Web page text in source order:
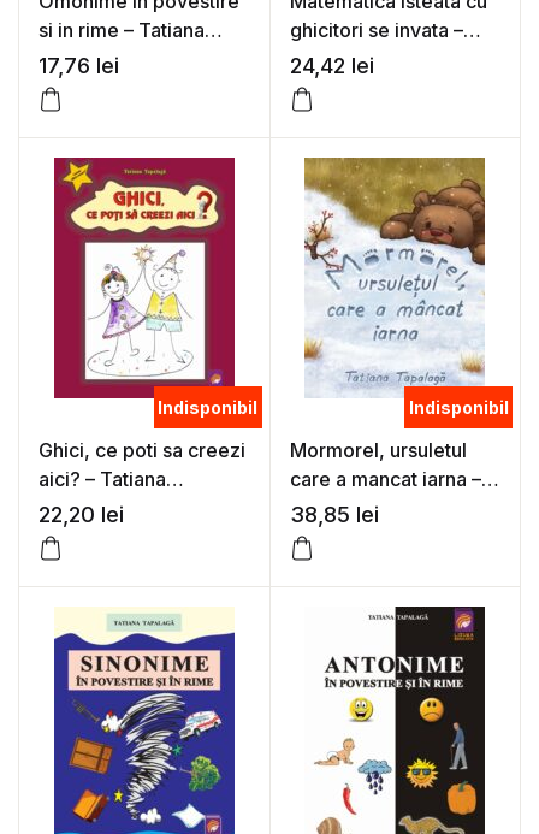
si in rime – Tatiana
Tapalaga
17,76 lei
ghicitori se invata –
Tatiana Tapalaga
24,42 lei
Indisponibil
Ghici, ce poti sa creezi
aici? – Tatiana
Tapalaga
22,20 lei
Indisponibil
Mormorel, ursuletul
care a mancat iarna –
Tatiana Tapalaga
38,85 lei